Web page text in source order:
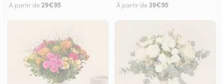
À partir de 29€95 À partir de 39€95